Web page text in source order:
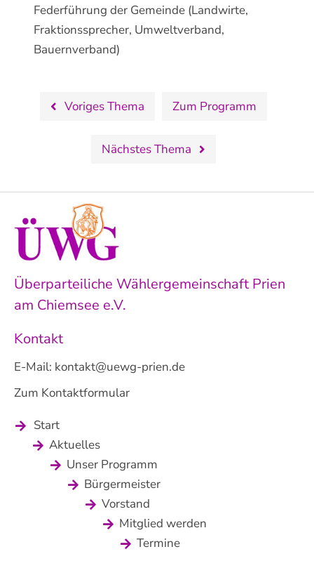
Federführung der Gemeinde (Landwirte,
Fraktionssprecher, Umweltverband,
Bauernverband)
Voriges Thema Zum Programm
Nächstes Thema
Überparteiliche Wählergemeinschaft Prien
am Chiemsee e.V.
Kontakt
E-Mail: kontakt@uewg-prien.de
Zum Kontaktformular
Start
Aktuelles
Unser Programm
Bürgermeister
Vorstand
Mitglied werden
Termine